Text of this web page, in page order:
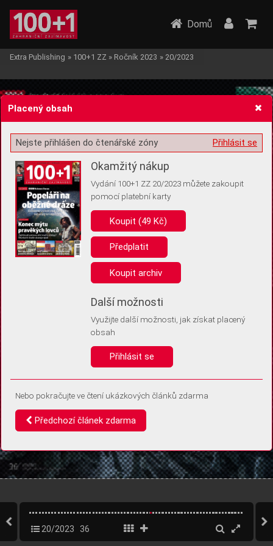
Žádost o souhlas s ukládáním volitelných informací
Pro základní fungování webu nepotřebujeme ukládat žádné informace
(tzv. cookies apod.). Rádi bychom vás ale požádali o souhlas s
uložením volitelných informací:
Anonymní unikátní ID
Díky němu příště poznáme, že se jedná o stejné zařízení, a
Identifikátor je zcela anonymní.
Vaše souhlasy a odmítnutí si ukládáme do vašeho zařízení, abychom se
vás už příště znovu neptali. Můžete je kdykoli později upravit ve Správě
Domů
Extra Publishing » 100+1 ZZ » Ročník 2023 » 20/2023
20/2023 36
Placený obsah
Přihlásit se
Nejste přihlášen do čtenářské zóny
Okamžitý nákup
Vydání 100+1 ZZ 20/2023 můžete zakoupit
pomocí platební karty
Koupit (49 Kč)
Předplatit
Koupit archiv
Další možnosti
Využijte další možnosti, jak získat placený
obsah
Přihlásit se
Nebo pokračujte ve čtení ukázkových článků zdarma
Předchozí článek zdarma